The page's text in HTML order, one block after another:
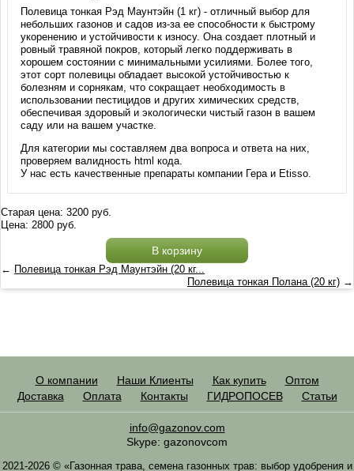
Полевица тонкая Рэд Маунтэйн (1 кг) - отличный выбор для
небольших газонов и садов из-за ее способности к быстрому
укоренению и устойчивости к износу. Она создает плотный и
ровный травяной покров, который легко поддерживать в
хорошем состоянии с минимальными усилиями. Более того,
этот сорт полевицы обладает высокой устойчивостью к
болезням и сорнякам, что сокращает необходимость в
использовании пестицидов и других химических средств,
обеспечивая здоровый и экологически чистый газон в вашем
саду или на вашем участке.
Для категории мы составляем два вопроса и ответа на них,
проверяем валидность html кода.
У нас есть качественные препараты компании Гера и Etisso.
Старая цена:3200 руб.
Цена: 2800 руб.
В корзину
← Полевица тонкая Рэд Маунтэйн (20 кг...
Полевица тонкая Полана (20 кг)→
О компании Наши Клиенты Как купить
Оптом
Доставка
Оплата Контакты ГИДРОПОСЕВ Статьи
info@gazonov.com
Skype: gazonovcom
2021-2026 © «Газонная трава, семена газонных трав: выбор удобрения и